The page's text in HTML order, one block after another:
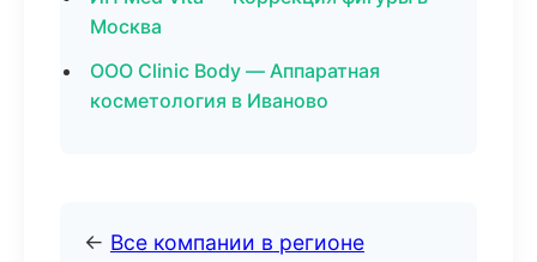
Москва
ООО Clinic Body — Аппаратная
косметология в Иваново
← Все компании в регионе